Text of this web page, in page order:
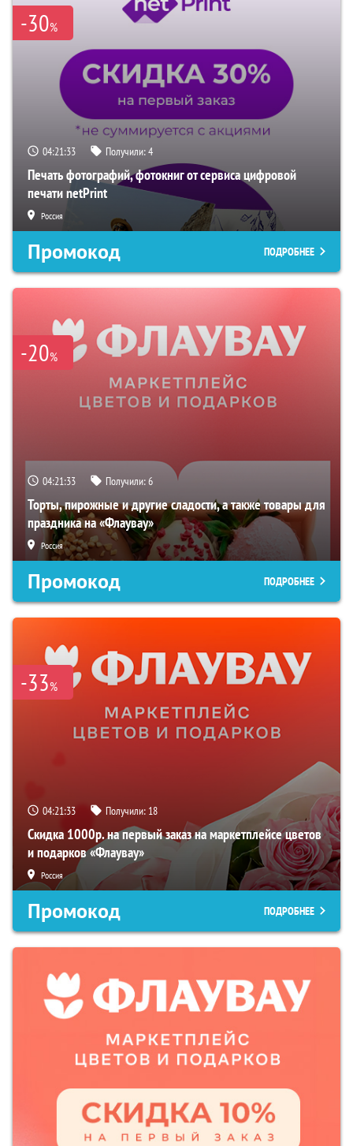
-30%
04:21:32 Получили:4
Печать фотографий, фотокниг от сервиса цифровой
печати netPrint
Россия
Промокод ПОДРОБНЕЕ
-20%
04:21:32 Получили:6
Торты, пирожные и другие сладости, а также товары для
праздника на «Флаувау»
Россия
Промокод ПОДРОБНЕЕ
-33%
04:21:32 Получили: 18
Скидка 1000р. на первый заказ на маркетплейсе цветов
и подарков «Флаувау»
Россия
Промокод ПОДРОБНЕЕ